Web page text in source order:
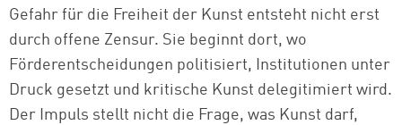
Gefahr für die Freiheit der Kunst entsteht nicht erst
durch offene Zensur. Sie beginnt dort, wo
Förderentscheidungen politisiert, Institutionen unter
Druck gesetzt und kritische Kunst delegitimiert wird.
Der Impuls stellt nicht die Frage, was Kunst darf,